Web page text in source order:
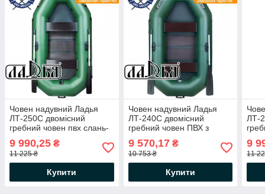
Човен надувний Ладья
ЛТ-250С двомісний
гребний човен пвх слань-
9 990,25 ₴
11 225 ₴
Купити
Човен надувний Ладья
ЛТ-240С двомісний
гребний човен ПВХ з
37 без реєстрації
9 570,17₴
10 753 ₴
Купити
ЛТ-
37
9
11